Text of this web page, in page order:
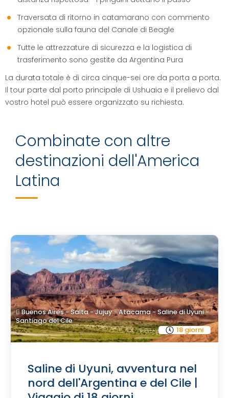
Traversata di ritorno in catamarano con commento
opzionale sulla fauna del Canale di Beagle
Tutte le attrezzature di sicurezza e la logistica di
trasferimento sono gestite da Argentina Pura
La durata totale è di circa cinque-sei ore da porta a porta.
Il tour parte dal porto principale di Ushuaia e il prelievo dal
vostro hotel può essere organizzato su richiesta.
Combinate con altre
destinazioni dell'America
Latina
18 giorni
Buenos Aires - Salta - Jujuy - Atacama - Saline di Uyuni -
Santiago del Cile
Saline di Uyuni, avventura nel
nord dell'Argentina e del Cile |